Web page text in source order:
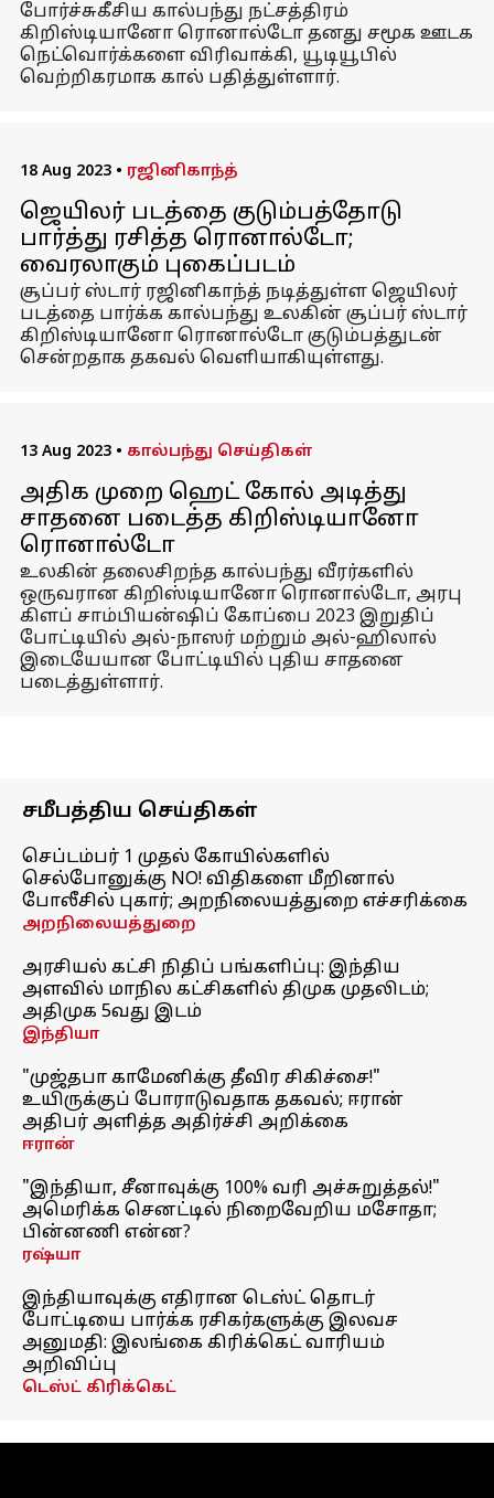
போர்ச்சுகீசிய கால்பந்து நட்சத்திரம்
கிறிஸ்டியானோ ரொனால்டோ தனது சமூக ஊடக
நெட்வொர்க்களை விரிவாக்கி, யூடியூபில்
வெற்றிகரமாக கால் பதித்துள்ளார்.
18 Aug 2023 • ரஜினிகாந்த்
ஜெயிலர் படத்தை குடும்பத்தோடு
பார்த்து ரசித்த ரொனால்டோ;
வைரலாகும் புகைப்படம்
சூப்பர் ஸ்டார் ரஜினிகாந்த் நடித்துள்ள ஜெயிலர்
படத்தை பார்க்க கால்பந்து உலகின் சூப்பர் ஸ்டார்
கிறிஸ்டியானோ ரொனால்டோ குடும்பத்துடன்
சென்றதாக தகவல் வெளியாகியுள்ளது.
13 Aug 2023 • கால்பந்து செய்திகள்
அதிக முறை ஹெட் கோல் அடித்து
சாதனை படைத்த கிறிஸ்டியானோ
ரொனால்டோ
உலகின் தலைசிறந்த கால்பந்து வீரர்களில்
ஒருவரான கிறிஸ்டியானோ ரொனால்டோ, அரபு
கிளப் சாம்பியன்ஷிப் கோப்பை 2023 இறுதிப்
போட்டியில் அல்-நாஸர் மற்றும் அல்-ஹிலால்
இடையேயான போட்டியில் புதிய சாதனை
படைத்துள்ளார்.
சமீபத்திய செய்திகள்
செப்டம்பர் 1 முதல் கோயில்களில்
செல்போனுக்கு NO! விதிகளை மீறினால்
போலீசில் புகார்; அறநிலையத்துறை எச்சரிக்கை
அறநிலையத்துறை
அரசியல் கட்சி நிதிப் பங்களிப்பு: இந்திய
அளவில் மாநில கட்சிகளில் திமுக முதலிடம்;
அதிமுக 5வது இடம்
இந்தியா
"முஜ்தபா காமேனிக்கு தீவிர சிகிச்சை!"
உயிருக்குப் போராடுவதாக தகவல்; ஈரான்
அதிபர் அளித்த அதிர்ச்சி அறிக்கை
ஈரான்
"இந்தியா, சீனாவுக்கு 100% வரி அச்சுறுத்தல்!"
அமெரிக்க செனட்டில் நிறைவேறிய மசோதா;
பின்னணி என்ன?
ரஷ்யா
இந்தியாவுக்கு எதிரான டெஸ்ட் தொடர்
போட்டியை பார்க்க ரசிகர்களுக்கு இலவச
அனுமதி: இலங்கை கிரிக்கெட் வாரியம்
அறிவிப்பு
டெஸ்ட் கிரிக்கெட்